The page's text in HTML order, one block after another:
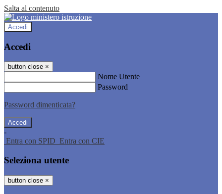
Salta al contenuto
Accedi
Accedi
button close ×
Nome Utente
Password
Password dimenticata?
-
Entra con SPID Entra con CIE
Seleziona utente
button close ×